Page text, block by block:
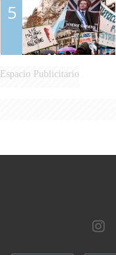
5
Espacio Publicitario